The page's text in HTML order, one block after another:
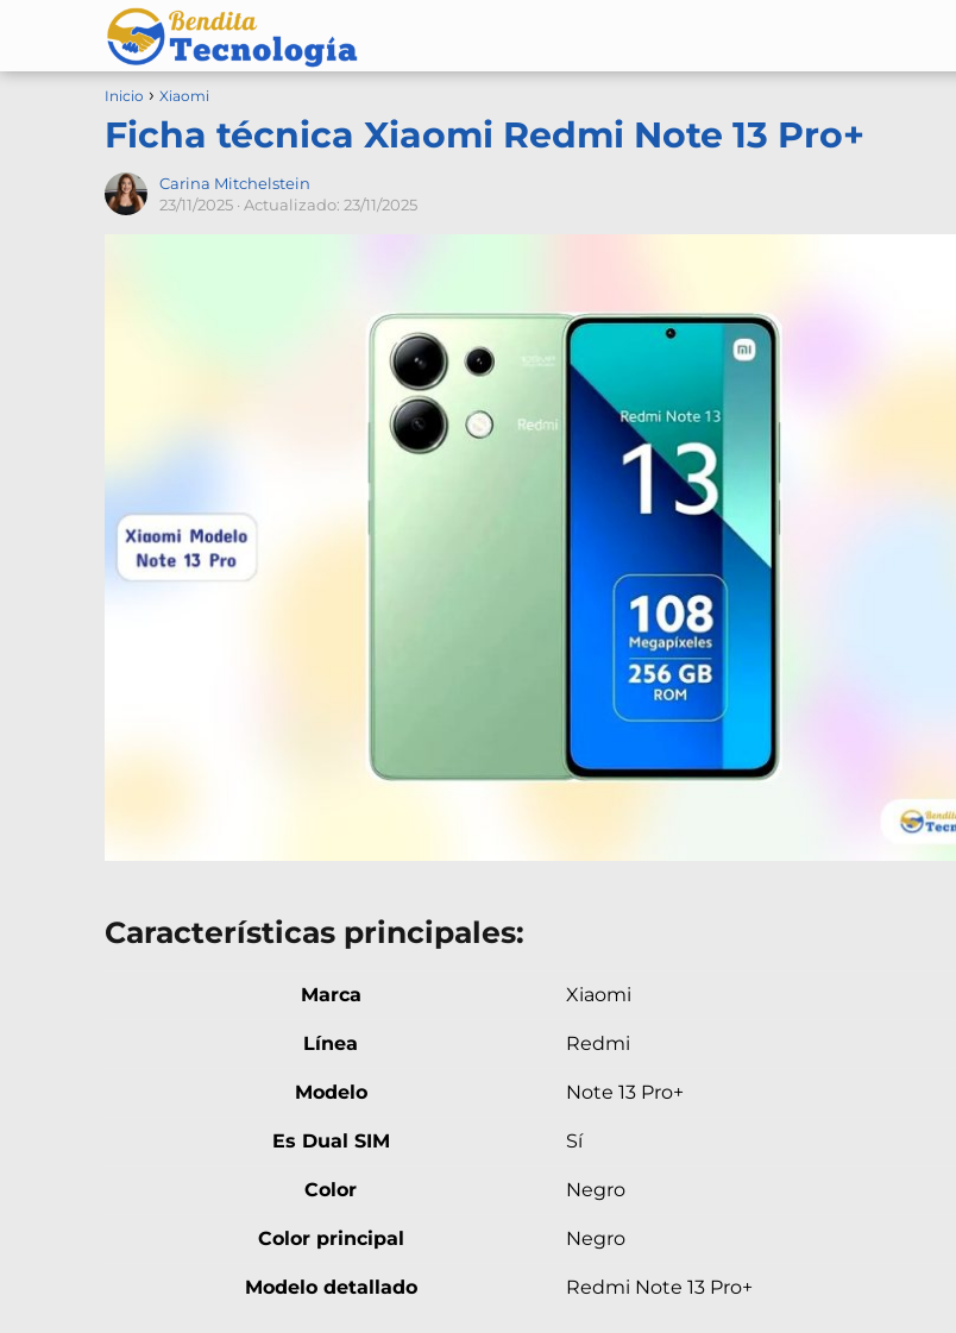
Inicio Xiaomi
Ficha técnica Xiaomi Redmi Note 13 Pro+
Carina Mitchelstein
23/11/2025 · Actualizado: 23/11/2025
Características principales:
Marca Xiaomi
Línea Redmi
Modelo Note 13 Pro+
Es Dual SIM Sí
Color Negro
Color principal Negro
Modelo detallado Redmi Note 13 Pro+